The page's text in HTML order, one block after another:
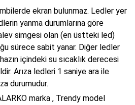
ekran bulunmaz. Ledler yer
yanma durumlarına göre
simgesi olan (en üstteki led)
sürece sabit yanar. Diğer ledler
içindeki su sıcaklık derecesi
Arıza ledleri 1 saniye ara ile
durumudur.
marka , Trendy model